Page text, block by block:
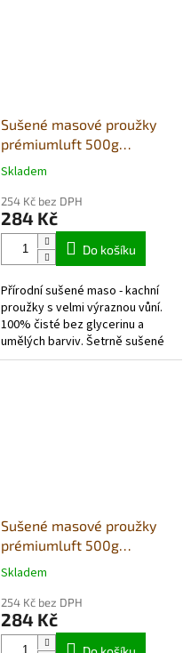
Sušené masové proužky
prémiumluft 500g
(sáček)- kachna
Průměrné
produktu
je
hvězdiček.
Skladem
254 Kč bez DPH
284 Kč
Do košíku
Přírodní sušené maso - kachní
proužky s velmi výraznou vůní.
100% čisté bez glycerinu a
umělých barviv. Šetrně sušené
vzduchem v potravinářské
Sušené masové proužky
prémiumluft 500g
(sáček)- zvěřina
Průměrné
produktu
je
Skladem
254 Kč bez DPH
284 Kč